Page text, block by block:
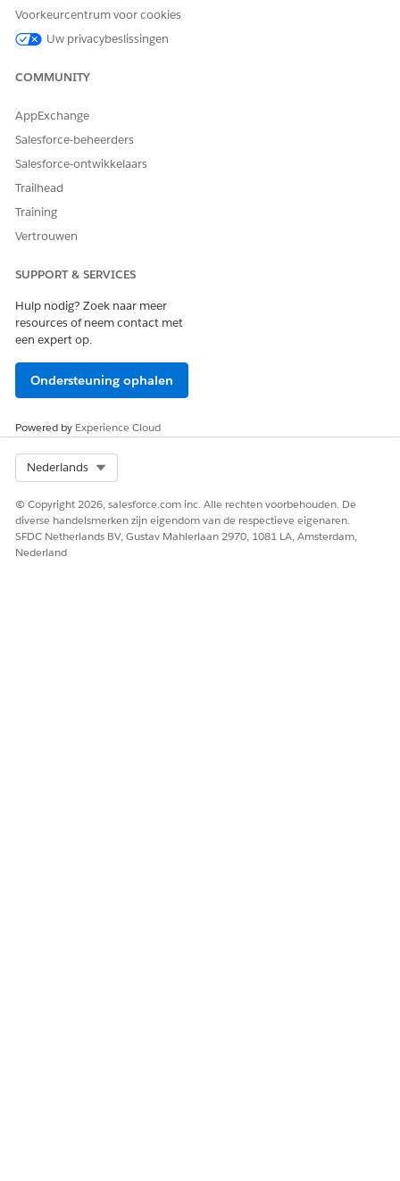
Het deelvenster Markeringen toont de belangrijkste
meetgegevens boven aan een record.
Configureer de paginalay-out Bezoek door aangepaste
details te scheiden van activiteiten. Deze set-up beheert
recordweergaven voor meerdere objecten, gerelateerde
HEEFT DIT ARTIKEL UW PROBLEEM OPGELOST?
Voorkeurcentrum voor cookies
Uw privacybeslissingen
COMMUNITY
AppExchange
Salesforce-beheerders
Salesforce-ontwikkelaars
Trailhead
Training
Vertrouwen
SUPPORT & SERVICES
Hulp nodig? Zoek naar meer
resources of neem contact met
een expert op.
Ondersteuning ophalen
Powered by Experience Cloud
Nederlands
© Copyright 2026, salesforce.com inc. Alle rechten voorbehouden. De
diverse handelsmerken zijn eigendom van de respectieve eigenaren.
SFDC Netherlands BV, Gustav Mahlerlaan 2970, 1081 LA, Amsterdam,
Nederland